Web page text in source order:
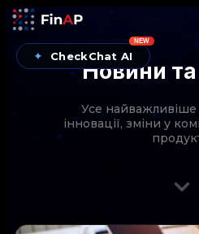
✦ CheckChat AI
NEW
Новини
Усе найважливіше
інновації, зміни у